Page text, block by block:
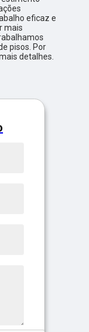
eficaz e
mais
pisos. Por
detalhes.